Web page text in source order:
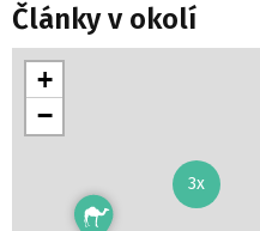
Články v okolí
3x
+
−